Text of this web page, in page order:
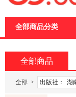
全部商品分类
全部商品
全部 > 出版社： 湖
页
加